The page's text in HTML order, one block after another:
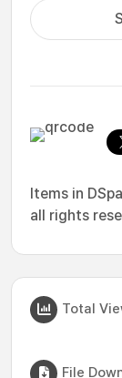
Items in
all rights
Total
File